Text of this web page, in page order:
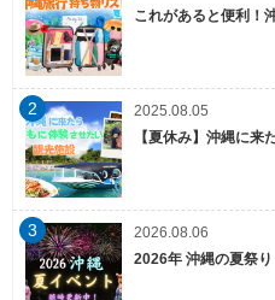
これがあると便利！
2
2025.08.05
【夏休み】沖縄に来
3
2026.08.06
2026年 沖縄の夏祭